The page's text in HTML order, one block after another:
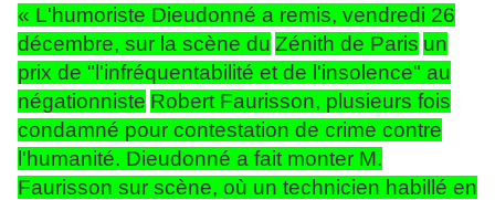
« L'humoriste Dieudonné a remis, vendredi 26
décembre, sur la scène du Zénith de Paris un
prix de "l'infréquentabilité et de l'insolence" au
négationniste Robert Faurisson, plusieurs fois
condamné pour contestation de crime contre
l'humanité. Dieudonné a fait monter M.
Faurisson sur scène, où un technicien habillé en